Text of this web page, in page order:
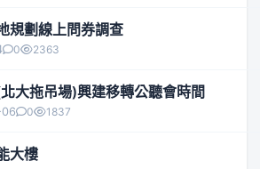
規劃線上問券調查
0 2363
大拖吊場)興建移轉公聽會時間
0 1837
大樓